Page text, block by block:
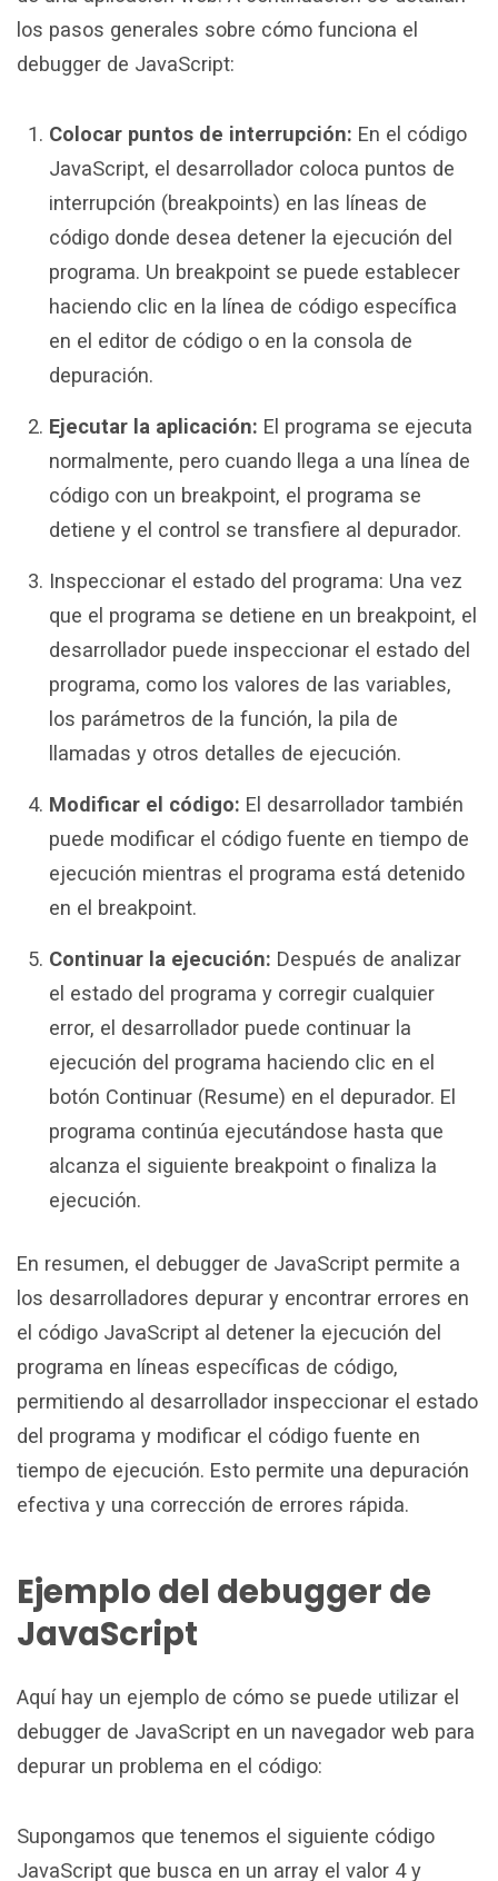
los pasos generales sobre cómo funciona el
debugger de JavaScript:
Colocar puntos de interrupción: En el código
JavaScript, el desarrollador coloca puntos de
interrupción (breakpoints) en las líneas de
código donde desea detener la ejecución del
programa. Un breakpoint se puede establecer
haciendo clic en la línea de código específica
en el editor de código o en la consola de
depuración.
Ejecutar la aplicación: El programa se ejecuta
normalmente, pero cuando llega a una línea de
código con un breakpoint, el programa se
detiene y el control se transfiere al depurador.
Inspeccionar el estado del programa: Una vez
que el programa se detiene en un breakpoint, el
desarrollador puede inspeccionar el estado del
programa, como los valores de las variables,
los parámetros de la función, la pila de
llamadas y otros detalles de ejecución.
Modificar el código: El desarrollador también
puede modificar el código fuente en tiempo de
ejecución mientras el programa está detenido
en el breakpoint.
Continuar la ejecución: Después de analizar
el estado del programa y corregir cualquier
error, el desarrollador puede continuar la
ejecución del programa haciendo clic en el
botón Continuar (Resume) en el depurador. El
programa continúa ejecutándose hasta que
alcanza el siguiente breakpoint o finaliza la
ejecución.
En resumen, el debugger de JavaScript permite a
los desarrolladores depurar y encontrar errores en
el código JavaScript al detener la ejecución del
programa en líneas específicas de código,
permitiendo al desarrollador inspeccionar el estado
del programa y modificar el código fuente en
tiempo de ejecución. Esto permite una depuración
efectiva y una corrección de errores rápida.
Ejemplo del debugger de
JavaScript
Aquí hay un ejemplo de cómo se puede utilizar el
debugger de JavaScript en un navegador web para
depurar un problema en el código:
Supongamos que tenemos el siguiente código
JavaScript que busca en un array el valor 4 y